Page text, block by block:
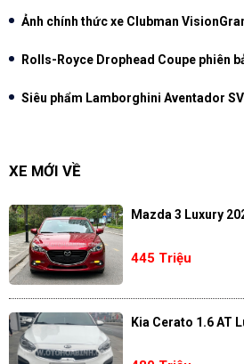
Ảnh chính thức xe Clubman
Rolls-Royce Drophead Coupe phiên
Siêu phẩm Lamborghini Aventador
XE MỚI VỀ
Mazda 3 Luxury
445 Triệu
Kia Cerato 1.6 AT